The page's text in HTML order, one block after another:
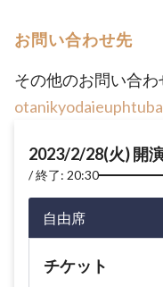
お問い合わせ先
その他のお問い合わ
2023/2/28(火) 開
終了: 20:30
自由席
チケット